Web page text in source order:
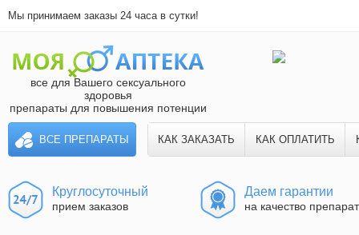
Мы принимаем заказы 24 часа в сутки!
все для Вашего сексуального
здоровья
препараты для повышения потенции
ВСЕ ПРЕПАРАТЫ КАК ЗАКАЗАТЬ КАК ОПЛАТИТЬ
Круглосуточный
прием заказов
Даем гарантии
на качество